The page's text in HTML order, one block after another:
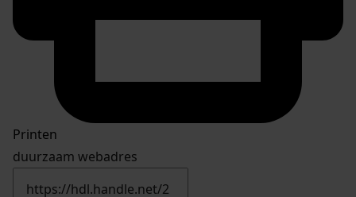
Printen
duurzaam webadres